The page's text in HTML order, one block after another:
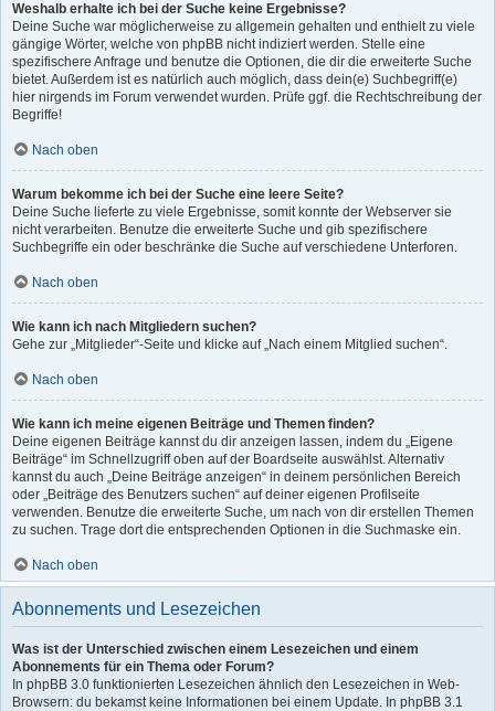
Weshalb erhalte ich bei der Suche keine Ergebnisse?
Deine Suche war möglicherweise zu allgemein gehalten und enthielt zu viele
gängige Wörter, welche von phpBB nicht indiziert werden. Stelle eine
spezifischere Anfrage und benutze die Optionen, die dir die erweiterte Suche
bietet. Außerdem ist es natürlich auch möglich, dass dein(e) Suchbegriff(e)
hier nirgends im Forum verwendet wurden. Prüfe ggf. die Rechtschreibung der
Begriffe!
Nach oben
Warum bekomme ich bei der Suche eine leere Seite?
Deine Suche lieferte zu viele Ergebnisse, somit konnte der Webserver sie
nicht verarbeiten. Benutze die erweiterte Suche und gib spezifischere
Suchbegriffe ein oder beschränke die Suche auf verschiedene Unterforen.
Nach oben
Wie kann ich nach Mitgliedern suchen?
Gehe zur „Mitglieder“-Seite und klicke auf „Nach einem Mitglied suchen“.
Nach oben
Wie kann ich meine eigenen Beiträge und Themen finden?
Deine eigenen Beiträge kannst du dir anzeigen lassen, indem du „Eigene
Beiträge“ im Schnellzugriff oben auf der Boardseite auswählst. Alternativ
kannst du auch „Deine Beiträge anzeigen“ in deinem persönlichen Bereich
oder „Beiträge des Benutzers suchen“ auf deiner eigenen Profilseite
verwenden. Benutze die erweiterte Suche, um nach von dir erstellen Themen
zu suchen. Trage dort die entsprechenden Optionen in die Suchmaske ein.
Nach oben
Abonnements und Lesezeichen
Was ist der Unterschied zwischen einem Lesezeichen und einem
Abonnements für ein Thema oder Forum?
In phpBB 3.0 funktionierten Lesezeichen ähnlich den Lesezeichen in Web-
Browsern: du bekamst keine Informationen bei einem Update. In phpBB 3.1